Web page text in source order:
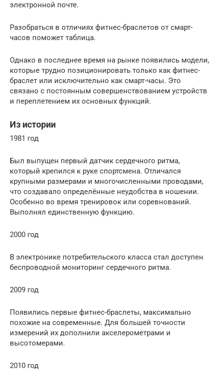
электронной почте.
Разобраться в отличиях фитнес-браслетов от смарт-
часов поможет таблица.
Однако в последнее время на рынке появились модели,
которые трудно позиционировать только как фитнес-
браслет или исключительно как смарт-часы. Это
связано с постоянным совершенствованием устройств
и переплетением их основных функций.
Из истории
1981 год
Был выпущен первый датчик сердечного ритма,
который крепился к руке спортсмена. Отличался
крупными размерами и многочисленными проводами,
что создавало определённые неудобства в ношении.
Особенно во время тренировок или соревнований.
Выполнял единственную функцию.
2000 год
В электронике потребительского класса стал доступен
беспроводной мониторинг сердечного ритма.
2009 год
Появились первые фитнес-браслеты, максимально
похожие на современные. Для большей точности
измерений их дополнили акселерометрами и
высотомерами.
2010 год